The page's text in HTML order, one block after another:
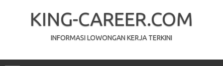
KING-CAREER.COM
INFORMASI LOWONGAN KERJA TERKINI